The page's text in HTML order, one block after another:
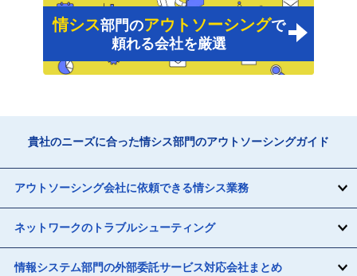
情シス部門のアウトソーシングで
頼れる会社を厳選
貴社のニーズに合った情シス部門のアウトソーシングガイド
アウトソーシング会社に依頼できる情シス業務
ネットワークのトラブルシューティング
情報システム部門の外部委託サービス対応会社まとめ